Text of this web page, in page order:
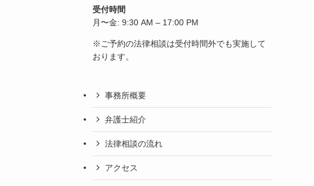
受付時間
月〜金: 9:30 AM – 17:00 PM
※ご予約の法律相談は受付時間外でも実施して
おります。
事務所概要
弁護士紹介
法律相談の流れ
アクセス